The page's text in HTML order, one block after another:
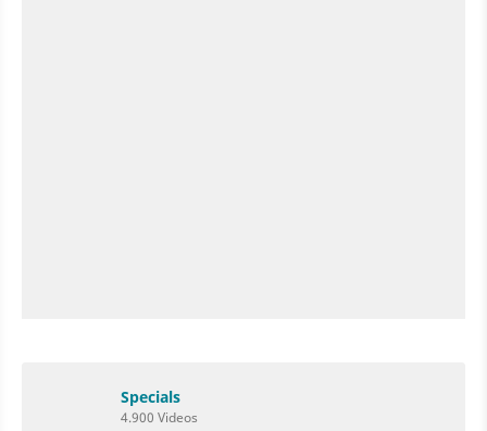
Specials
4.900 Videos